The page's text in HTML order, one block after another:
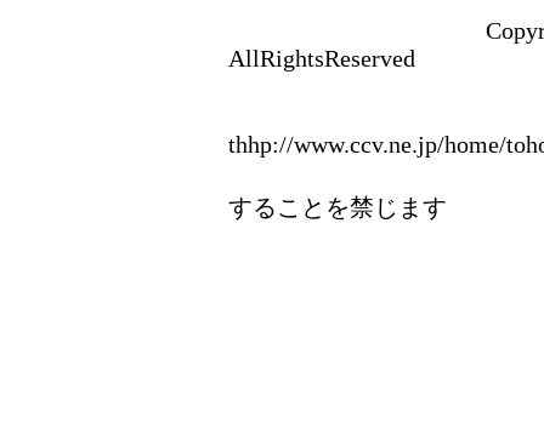
AllRightsReserved
thhp://www.ccv.ne.jp/home/
することを禁じます